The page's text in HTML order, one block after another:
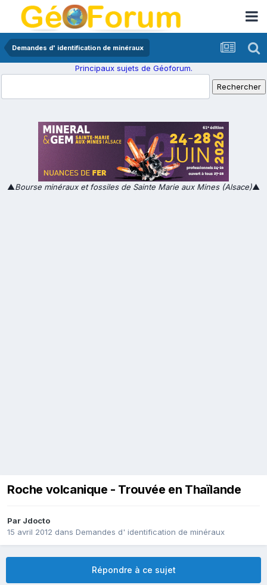
Demandes d' identification de minéraux
Principaux sujets de Géoforum.
▲Bourse minéraux et fossiles de Sainte Marie aux Mines (Alsace)▲
Roche volcanique - Trouvée en Thaïlande
Par Jdocto
15 avril 2012 dans Demandes d' identification de minéraux
Répondre à ce sujet